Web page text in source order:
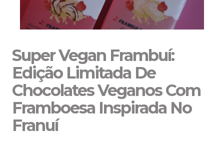
Super Vegan Frambuí:
Edição Limitada De
Chocolates Veganos Com
Framboesa Inspirada No
Franuí